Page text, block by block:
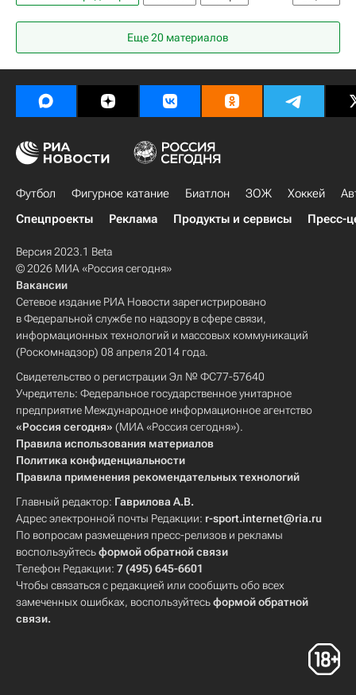
Адриан Кемпе
Скотт Лоутон
Йоэл Армия
Лос-Анджелес Кингз
Национальная хоккейная лига (НХЛ)
Еще 20 материалов
Футбол Фигурное катание Биатлон ЗОЖ Хоккей
Спецпроекты
Реклама Продукты и сервисы Пресс-
Версия 2023.1 Beta
© 2026 МИА «Россия сегодня»
Вакансии
Сетевое издание РИА Новости зарегистрировано
в Федеральной службе по надзору в сфере связи,
информационных технологий и массовых коммуникаций
(Роскомнадзор) 08 апреля 2014 года.
Свидетельство о регистрации Эл № ФС77-57640
Учредитель: Федеральное государственное унитарное
предприятие Международное информационное агентство
«Россия сегодня» (МИА «Россия сегодня»).
Правила использования материалов
Политика конфиденциальности
Правила применения рекомендательных технологий
Главный редактор: Гаврилова А.В.
Адрес электронной почты Редакции: r-sport.internet@ria.ru
По вопросам размещения пресс-релизов и рекламы
воспользуйтесьформой обратной связи
Телефон Редакции: 7 (495) 645-6601
Чтобы связаться с редакцией или сообщить обо всех
замеченных ошибках, воспользуйтесьформой обратной
связи.